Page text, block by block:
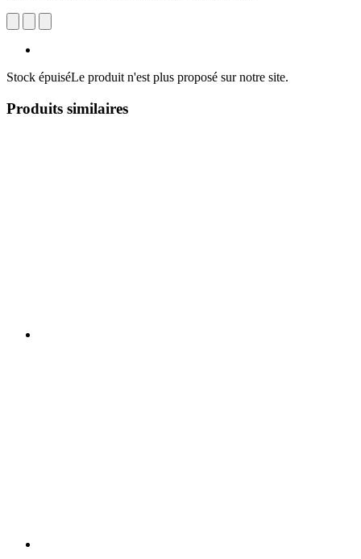
Stock épuiséLe produit n'est plus proposé sur notre site.
Produits similaires